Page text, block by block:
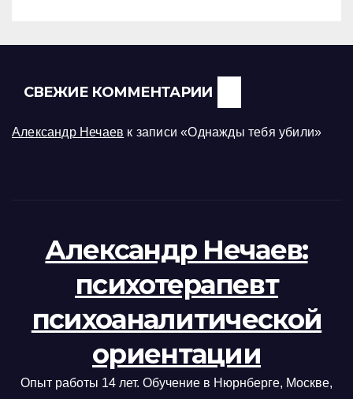
СВЕЖИЕ КОММЕНТАРИИ
Александр Нечаев к записи«Однажды тебя убили»
Александр Нечаев:
психотерапевт
психоаналитической
ориентации
Опыт работы 14 лет. Обучение в Нюрнберге, Москве,